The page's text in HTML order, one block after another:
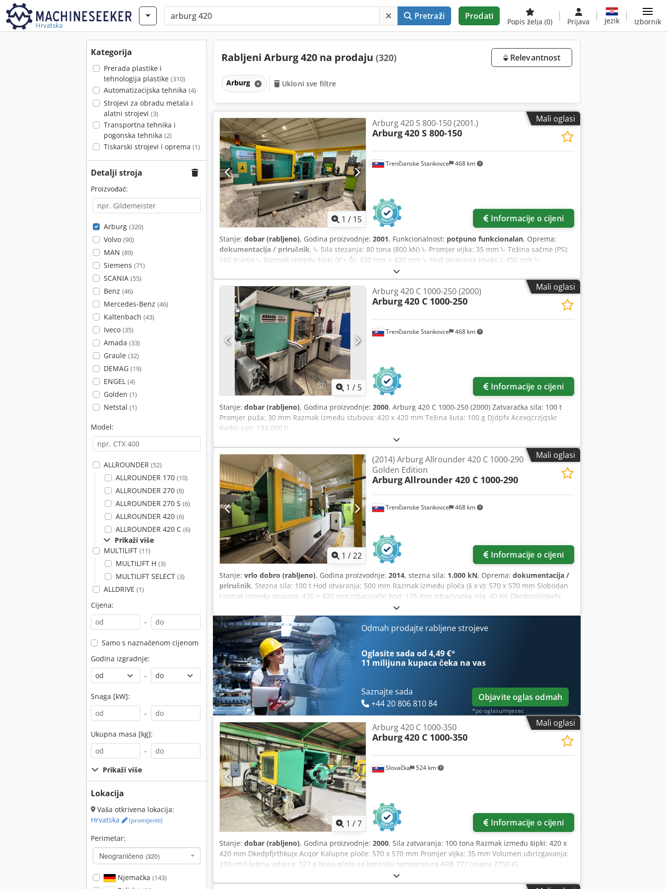
Hrvatska
Pretraži Prodati
Popis želja (0) Prijava Jezik Izbornik
Kategorija
Prerada plastike i
tehnologija plastike (310)
Automatizacijska tehnika (4)
Strojevi za obradu metala i
alatni strojevi (3)
Transportna tehnika i
pogonska tehnika (2)
Tiskarski strojevi i oprema (1)
Detalji stroja
Proizvođač:
Arburg (320)
Volvo (90)
MAN (89)
Siemens (71)
SCANIA (55)
Benz (46)
Mercedes-Benz (46)
Kaltenbach (43)
Iveco (35)
Amada (33)
Graule (32)
DEMAG (19)
ENGEL (4)
Golden (1)
Netstal (1)
Model:
ALLROUNDER (52)
ALLROUNDER 170 (10)
ALLROUNDER 270 (8)
ALLROUNDER 270 S (6)
ALLROUNDER 420 (6)
ALLROUNDER 420 C (6)
Prikaži više
MULTILIFT (11)
MULTILIFT H (3)
MULTILIFT SELECT (3)
ALLDRIVE (1)
Cijena:
-
Samo s naznačenom cijenom
Godina izgradnje:
-
Snaga [kW]:
-
Ukupna masa [kg]:
-
Prikaži više
Lokacija
Vaša otkrivena lokacija:
Hrvatska
(promijeniti)
Perimetar:
Neograničeno (320)
Njemačka (143)
Rabljeni Arburg 420 na prodaju (320) Relevantnost
Arburg Ukloni sve filtre
Mali oglasi
1 / 15
Trenčianske Stankovce 468 km
Arburg 420 S 800-150 (2001.)
Arburg420 S 800-150
Informacije o cijeni
Stanje: dobar (rabljeno), Godina proizvodnje: 2001, Funkcionalnost: potpuno funkcionalan, Oprema:
dokumentacija / priručnik, \- Sila stezanja: 80 tona (800 kN) \- Promjer vijka: 35 mm \- Težina sačme (PS):
165 grama \- Razmak između šipki (V × Š): 420 mm × 420 mm \- Hod otvaranja (maks.): 450 mm \-
Minimalna visina kalupa: 250 mm \- Maksimalno dnevno svjetlo (razmak panela): 700 mm \- Upravljački
sustav: Selogica \- Potrošnja energije: 29,9 kW Dsdpfx Aswgamkscqekr \- Dimenzije stroja (D × Š × V): 5.200
mm × 1.600 mm × 2.200 mm \- Težina stroja: 3.800 kg
Mali oglasi
1 / 5
Trenčianske Stankovce 468 km
Arburg 420 C 1000-250 (2000)
Arburg420 C 1000-250
Informacije o cijeni
Stanje: dobar (rabljeno), Godina proizvodnje: 2000, Arburg 420 C 1000-250 (2000) Zatvaračka sila: 100 t
Promjer puža: 30 mm Razmak između stubova: 420 x 420 mm Težina šuta: 100 g Djdpfx Acexqcrzjqskr
Radni sati: 134.000 h
Mali oglasi
1 /22
Trenčianske Stankovce 468 km
(2014) Arburg Allrounder 420 C 1000-290
Golden Edition
ArburgAllrounder 420 C 1000-290
Informacije o cijeni
Stanje: vrlo dobro (rabljeno), Godina proizvodnje: 2014, stezna sila: 1.000 kN, Oprema: dokumentacija /
priručnik, Stezna sila: 100 t Hod otvaranja: 500 mm Razmak između ploča (š x v): 570 x 570 mm Slobodan
razmak između stupova: 420 × 420 mm Izbacivački hod: 175 mm Izbacivačka sila: 40 kN Dkedpozilqkefx
Acqer Hidraulična pumpa: 23,9 kW Puž: 35 mm, omjer L/D puža 20, 30% stakla Maks. volumen taline: 144
cm³ Radnih sati: 35047 Pumpa D x Š x V: 3700 x 1650 x 2600 mm Težina: 3650 kg Jezici: češki, engleski,
njemački Stanje: Stroj je u izvrsnom stanju U radu do 30. ožujka 2024., trenutno nije priključen na struju
Odmah prodajte rabljene strojeve
Oglasite sada od 4,49 €*
11 milijuna kupaca čeka na vas
Saznajte sada
+44 20 806 810 84
Objavite oglas odmah
*po oglasu/mjesec
Mali oglasi
1 /7
Slovačka 524 km
Arburg 420 C 1000-350
Arburg420 C 1000-350
Informacije o cijeni
Stanje: dobar (rabljeno), Godina proizvodnje: 2000, Sila zatvaranja: 100 tona Razmak između šipki: 420 x
420 mm Dkedpfjrthkujx Acqor Kalupne ploče: 570 x 570 mm Promjer vijka: 35 mm Volumen ubrizgavanja:
230 cm3 težina udarca: 127 g Nova ploča za kontrolu temperature ARB 777 (cijena 2750 €)